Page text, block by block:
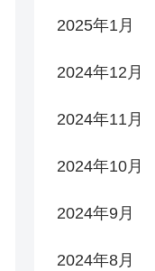
2025年1月
2024年12月
2024年11月
2024年10月
2024年9月
2024年8月